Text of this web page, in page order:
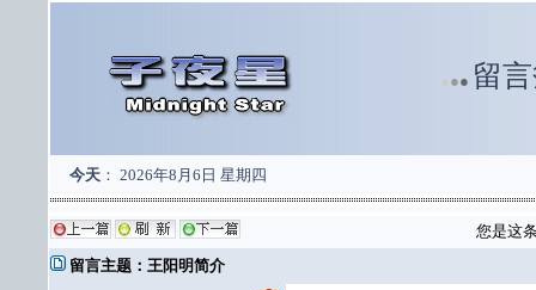
● ●● 留
今天 ： 2026年8月6日 星期四
您是这
留言主题：王阳明简介